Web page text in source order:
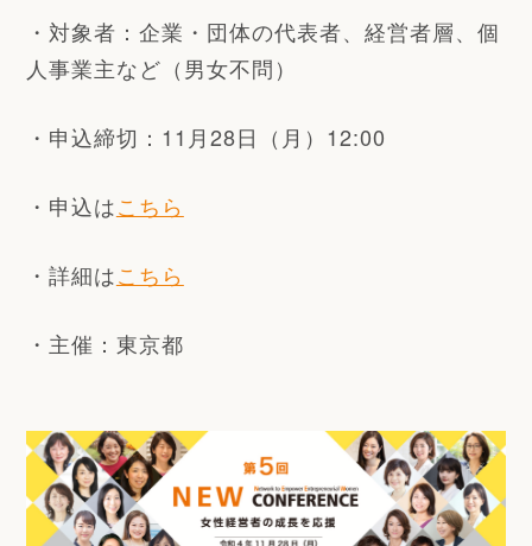
・対象者： 企業・団体の代表者、経営者層、個
人事業主など（男女不問）
・申込締切： 11月28日（月）12:00
・申込はこちら
・詳細はこちら
・主催：東京都